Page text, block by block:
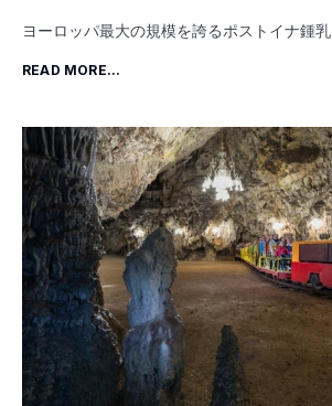
ヨーロッパ最大の規模を誇るポストイナ鍾乳
READ MORE...